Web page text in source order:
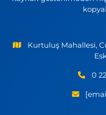
Kurtuluş Mahallesi,
0